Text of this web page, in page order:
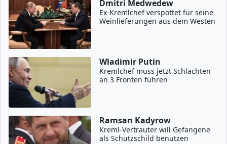
Dmitri Medwedew
Ex-Kremlchef verspottet für seine
Weinlieferungen aus dem Westen
Wladimir Putin
Kremlchef muss jetzt Schlachten
an 3 Fronten führen
Ramsan Kadyrow
Kreml-Vertrauter will Gefangene
als Schutzschild benutzen